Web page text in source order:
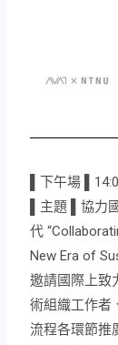
▌下午場
▌主題 ▌協力
代
New Era of
邀請國際上致
術組織工作者
流程各環節推